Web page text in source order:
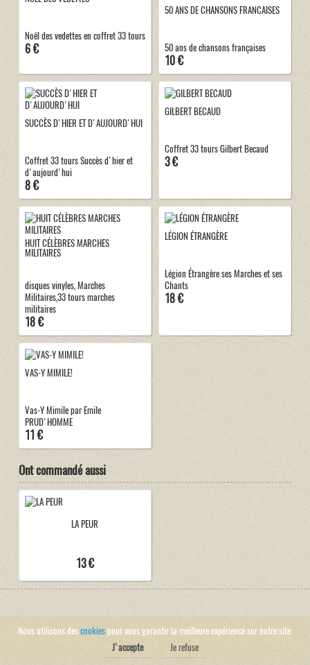
Noël des vedettes en coffret 33 tours
6 €
50 ANS DE CHANSONS FRANCAISES
50 ans de chansons françaises
10 €
SUCCÈS D'HIER ET D'AUJOURD'HUI
Coffret 33 tours Succès d'hier et
d'aujourd'hui
8 €
GILBERT BECAUD
Coffret 33 tours Gilbert Becaud
3 €
HUIT CÉLÈBRES MARCHES
MILITAIRES
disques vinyles, Marches
Militaires,33 tours marches
militaires
18 €
LÉGION ÉTRANGÈRE
Légion Étrangère ses Marches et ses
Chants
18 €
VAS-Y MIMILE!
Vas-Y Mimile par Emile
PRUD'HOMME
11 €
Ont commandé aussi
LA PEUR
13 €
Nous utilisons descookiespour vous garantir la meilleure expérience sur notre site.
J'accepte
Je refuse